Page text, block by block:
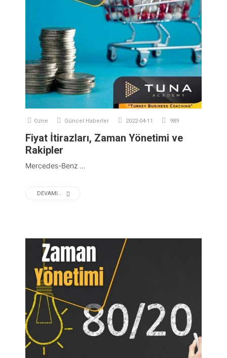
Ozne Güncel Haberler 2022-04-11 989
Fiyat İtirazları, Zaman Yönetimi ve
Rakipler
Mercedes-Benz ...
DEVAMI...